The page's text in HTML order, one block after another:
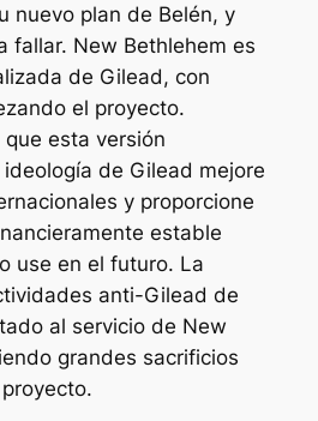
nuevo plan de Belén, y
fallar. New Bethlehem es
de Gilead, con
el proyecto.
esta versión
de Gilead mejore
y proporcione
estable
use en el futuro. La
anti-Gilead de
al servicio de New
grandes sacrificios